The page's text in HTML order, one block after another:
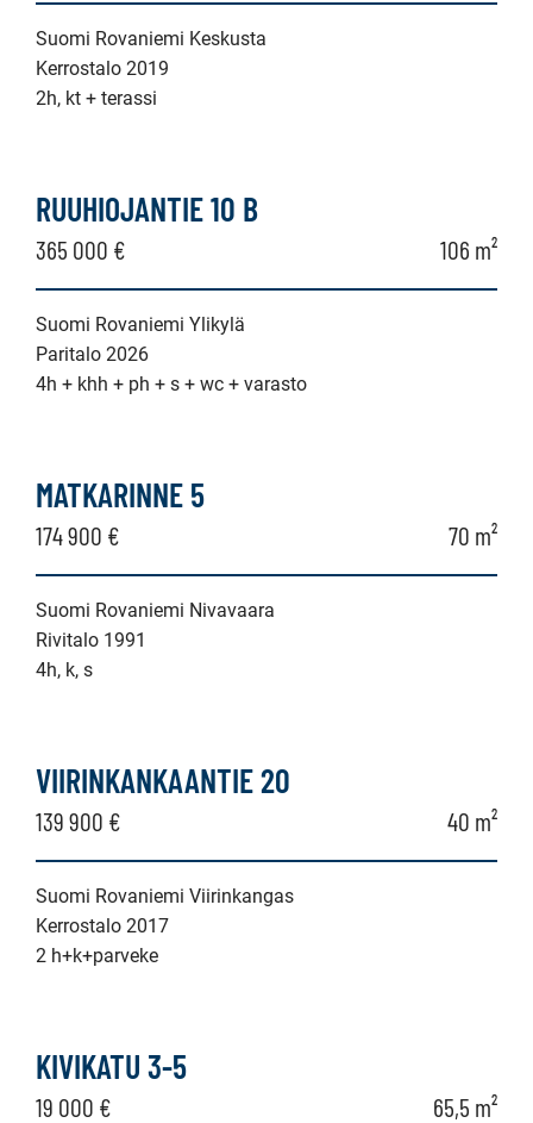
Suomi Rovaniemi Keskusta
Kerrostalo 2019
2h, kt + terassi
RUUHIOJANTIE 10 B
365 000 € 106 m²
Suomi Rovaniemi Ylikylä
Paritalo 2026
4h + khh + ph + s + wc + varasto
MATKARINNE 5
174 900 € 70 m²
Suomi Rovaniemi Nivavaara
Rivitalo 1991
4h, k, s
VIIRINKANKAANTIE 20
139 900 € 40 m²
Suomi Rovaniemi Viirinkangas
Kerrostalo 2017
2 h+k+parveke
KIVIKATU 3-5
19 000 € 65,5 m²